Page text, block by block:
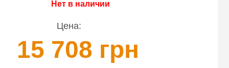
Нет в наличии
Цена:
15 708 грн